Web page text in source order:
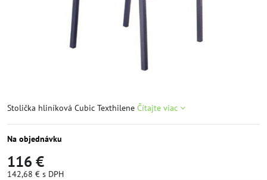
Stolička hliníková Cubic Texthilene Čítajte viac
Na objednávku
116 €
142,68 € s DPH